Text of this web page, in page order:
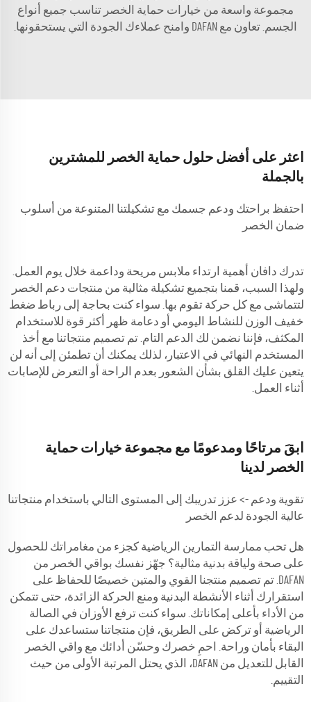
مجموعة واسعة من خيارات حماية الخصر تناسب جميع أنواع
الجسم. تعاون مع DAFAN وامنح عملاءك الجودة التي يستحقونها.
اعثر على أفضل حلول حماية الخصر للمشترين
بالجملة
احتفظ براحتك ودعم جسمك مع تشكيلتنا المتنوعة من أسلوب
ضمان الخصر
تدرك دافان أهمية ارتداء ملابس مريحة وداعمة خلال يوم العمل.
ولهذا السبب، قمنا بتجميع تشكيلة مثالية من منتجات دعم الخصر
لتتماشى مع كل حركة تقوم بها. سواء كنت بحاجة إلى رباط ضغط
خفيف الوزن للنشاط اليومي أو دعامة ظهر أكثر قوة للاستخدام
المكثف، فإننا نضمن لك الدعم التام. تم تصميم منتجاتنا مع أخذ
المستخدم النهائي في الاعتبار، لذلك يمكنك أن تطمئن إلى أنه لن
يتعين عليك القلق بشأن الشعور بعدم الراحة أو التعرض للإصابات
أثناء العمل.
ابقَ مرتاحًا ومدعومًا مع مجموعة خيارات حماية
الخصر لدينا
تقوية ودعم -> عزز تدريبك إلى المستوى التالي باستخدام منتجاتنا
عالية الجودة لدعم الخصر
هل تحب ممارسة التمارين الرياضية كجزء من مغامراتك للحصول
على صحة ولياقة بدنية مثالية؟ جهّز نفسك بواقي الخصر من
DAFAN. تم تصميم منتجنا القوي والمتين خصيصًا للحفاظ على
استقرارك أثناء الأنشطة البدنية ومنع الحركة الزائدة، حتى تتمكن
من الأداء بأعلى إمكاناتك. سواء كنت ترفع الأوزان في الصالة
الرياضية أو تركض على الطريق، فإن منتجاتنا ستساعدك على
البقاء بأمان وراحة. احمِ خصرك وحسّن أدائك مع واقي الخصر
القابل للتعديل من DAFAN، الذي يحتل المرتبة الأولى من حيث
التقييم.